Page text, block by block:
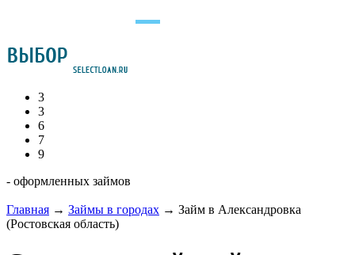
3
3
6
7
9
- оформленных займов
Главная → Займы в городах → Займ в Александровка
(Ростовская область)